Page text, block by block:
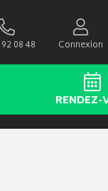
08 48 Connexion
RENDEZ-